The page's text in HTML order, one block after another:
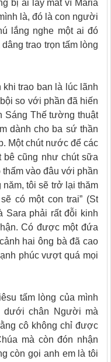
bị ai lấy mất vì Maria
là, đó là con người
lắng nghe một ai đó
trao trọn tấm lòng
khi trao ban là lúc lãnh
so với phần đã hiến
Sáng Thế tường thuật
dành cho ba sứ thần
Một chút nước để các
bê cũng như chút sữa
vào đâu với phần
năm, tôi sẽ trở lại thăm
có một con trai” (St
Sara phải rất đỗi kinh
Có được một đứa
hai ông bà đã cao
phúc vượt quá mọi
tấm lòng của mình
dưới chân Người mà
cô không chỉ được
mà còn đón nhận
còn gọi anh em là tôi